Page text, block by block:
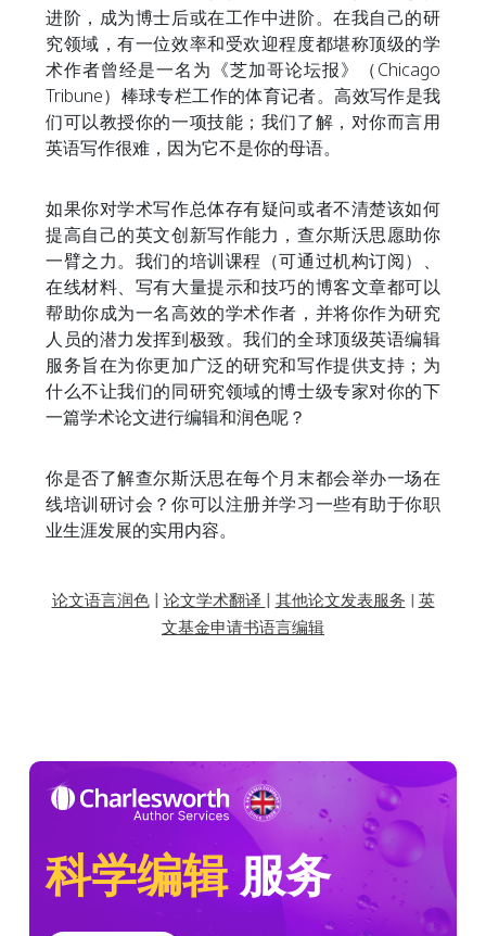
进阶，成为博士后或在工作中进阶。在我自己的研
究领域，有一位效率和受欢迎程度都堪称顶级的学
术作者曾经是一名为《芝加哥论坛报》（Chicago
Tribune）棒球专栏工作的体育记者。高效写作是我
们可以教授你的一项技能；我们了解，对你而言用
英语写作很难，因为它不是你的母语。
如果你对学术写作总体存有疑问或者不清楚该如何
提高自己的英文创新写作能力，查尔斯沃思愿助你
一臂之力。我们的培训课程（可通过机构订阅）、
在线材料、写有大量提示和技巧的博客文章都可以
帮助你成为一名高效的学术作者，并将你作为研究
人员的潜力发挥到极致。我们的全球顶级英语编辑
服务旨在为你更加广泛的研究和写作提供支持；为
什么不让我们的同研究领域的博士级专家对你的下
一篇学术论文进行编辑和润色呢？
你是否了解查尔斯沃思在每个月末都会举办一场在
线培训研讨会？你可以注册并学习一些有助于你职
业生涯发展的实用内容。
论文语言润色| 论文学术翻译 | 其他论文发表服务 | 英
文基金申请书语言编辑
科学编辑服务